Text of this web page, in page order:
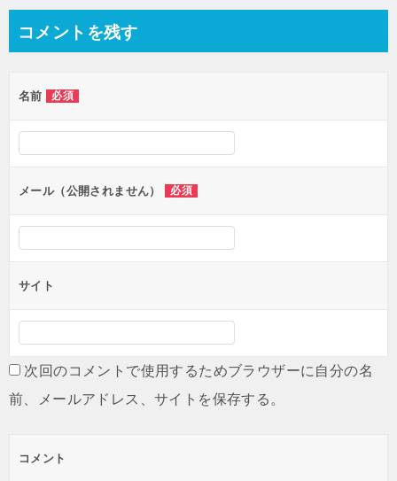
ビ
ー
シ
ョ
ン
コメントを残す
名前 必須
メール（公開されません） 必須
サイト
次回のコメントで使用するためブラウザーに自分の名
前、メールアドレス、サイトを保存する。
コメント